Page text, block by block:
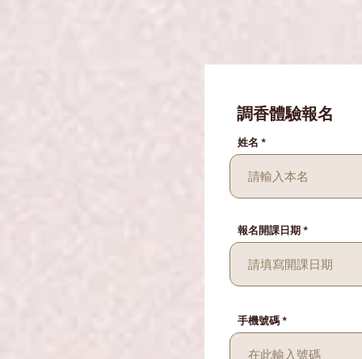
調香體驗報名
姓名
報名開課日期
手機號碼